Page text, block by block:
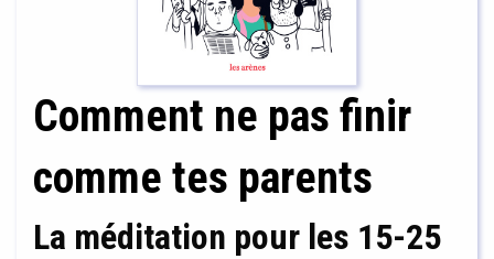
Comment ne pas finir
comme tes parents
La méditation pour les 15-25